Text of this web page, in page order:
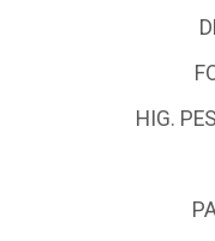
HIG.